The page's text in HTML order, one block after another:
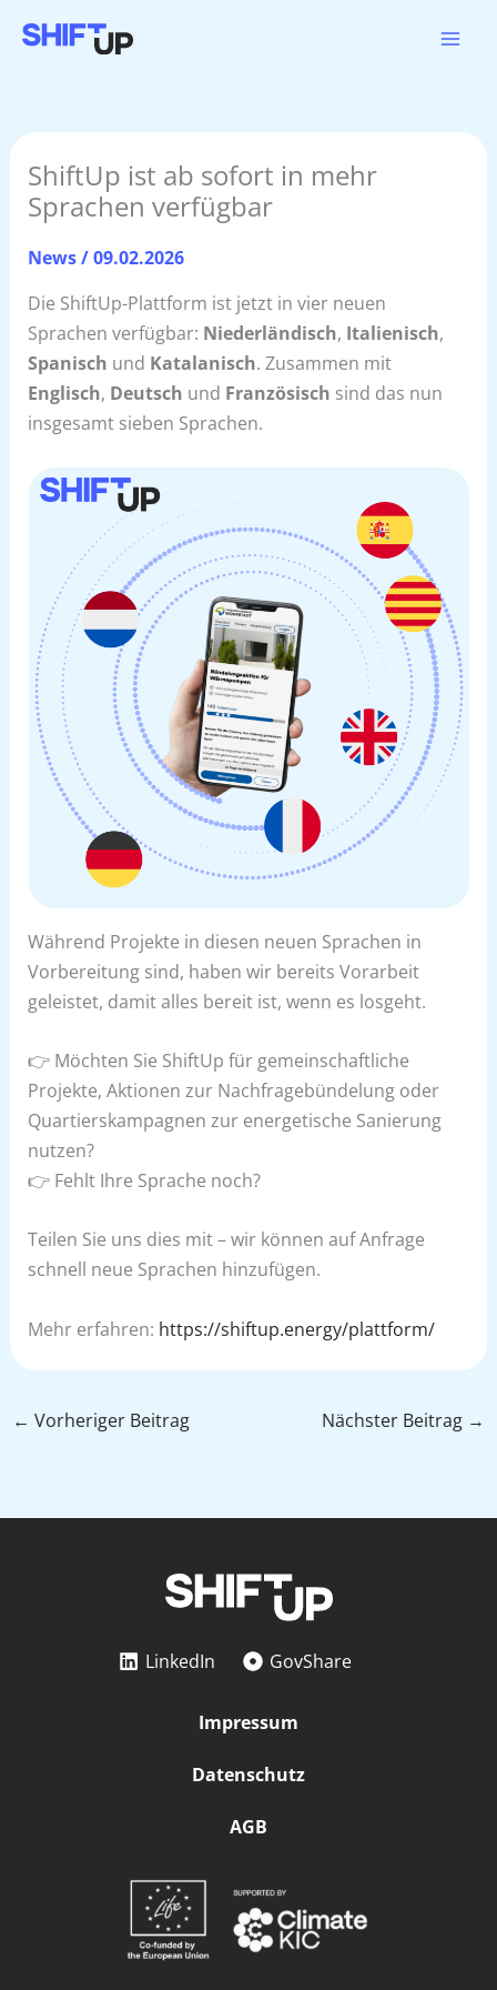
Inhalt
ShiftUp ist ab sofort in mehr
Sprachen verfügbar
News/09.02.2026
Die ShiftUp-Plattform ist jetzt in vier neuen
Sprachen verfügbar: Niederländisch, Italienisch,
Spanisch und Katalanisch. Zusammen mit
Englisch, Deutsch und Französisch sind das nun
insgesamt sieben Sprachen.
Während Projekte in diesen neuen Sprachen in
Vorbereitung sind, haben wir bereits Vorarbeit
geleistet, damit alles bereit ist, wenn es losgeht.
👉 Möchten Sie ShiftUp für gemeinschaftliche
Projekte, Aktionen zur Nachfragebündelung oder
Quartierskampagnen zur energetische Sanierung
nutzen?
👉 Fehlt Ihre Sprache noch?
Teilen Sie uns dies mit – wir können auf Anfrage
schnell neue Sprachen hinzufügen.
Mehr erfahren: https://shiftup.energy/plattform/
← Vorheriger Beitrag Nächster Beitrag →
LinkedIn GovShare
Impressum
Datenschutz
AGB